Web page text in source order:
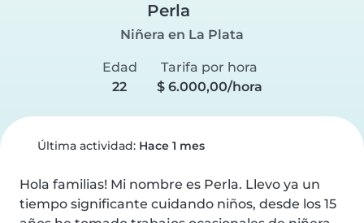
Perla
Niñera en La Plata
Edad
22
Tarifa por hora
$ 6.000,00/hora
Última actividad: Hace 1 mes
Hola familias! Mi nombre es Perla. Llevo ya un
tiempo significante cuidando niños, desde los 15